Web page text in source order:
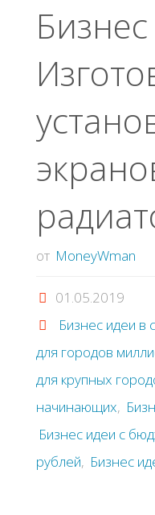
от MoneyWman
01.05.2019
Бизнес идеи в
для городов
для крупных
начинающих,
Бизнес идеи с
рублей, Бизнес